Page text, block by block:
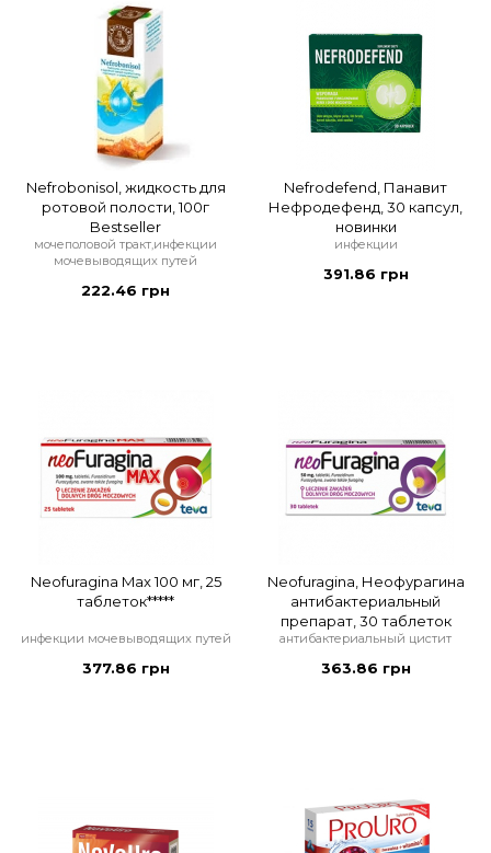
Nefrobonisol, жидкость для
ротовой полости, 100г
Bestseller
мочеполовой тракт,инфекции
мочевыводящих путей
222.46 грн
Nefrodefend, Панавит
Нефродефенд, 30 капсул,
новинки
инфекции
391.86 грн
Neofuragina Max 100 мг, 25
таблеток*****
инфекции мочевыводящих путей
377.86 грн
Neofuragina, Неофурагина
антибактериальный
препарат, 30 таблеток
антибактериальный цистит
363.86 грн